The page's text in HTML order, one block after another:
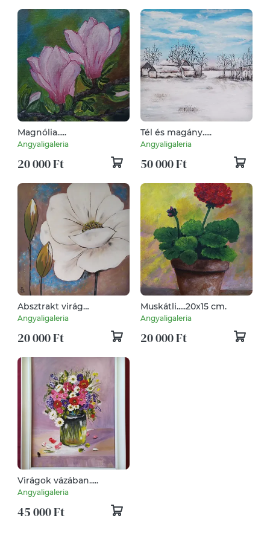
Magnólia.....
Angyaligaleria
20 000 Ft
Tél és magány.....
Angyaligaleria
50 000 Ft
Absztrakt virág
bimbókkal...
Angyaligaleria
20 000 Ft
Muskátli.....20x15 cm.
Angyaligaleria
20 000 Ft
Virágok vázában.....
Angyaligaleria
45 000 Ft